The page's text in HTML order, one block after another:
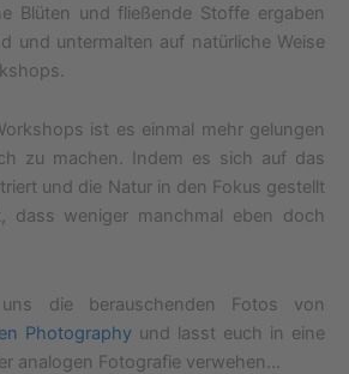
Blüten und fließende Stoffe ergaben
und untermalten auf natürliche Weise
ist es einmal mehr gelungen
zu machen. Indem es sich auf das
und die Natur in den Fokus gestellt
dass weniger manchmal eben doch
die berauschenden Fotos von
Photography und lasst euch in eine
analogen Fotografie verwehen…